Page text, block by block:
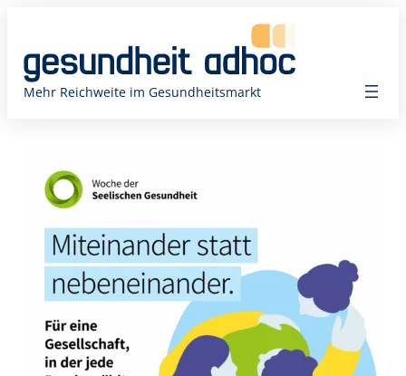
springen
Mehr Reichweite im Gesundheitsmarkt